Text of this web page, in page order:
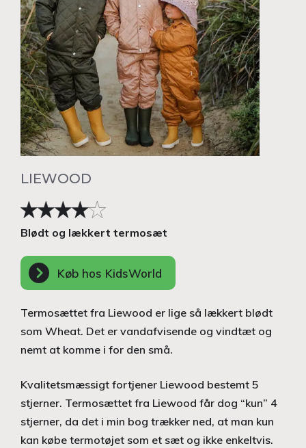
LIEWOOD
Blødt og lækkert termosæt
Køb hos KidsWorld
Termosættet fra Liewood er lige så lækkert blødt
som Wheat. Det er vandafvisende og vindtæt og
nemt at komme i for den små.
Kvalitetsmæssigt fortjener Liewood bestemt 5
stjerner. Termosættet fra Liewood får dog “kun” 4
stjerner, da det i min bog trækker ned, at man kun
kan købe termotøjet som et sæt og ikke enkeltvis.